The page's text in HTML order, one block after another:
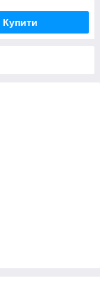
Купити